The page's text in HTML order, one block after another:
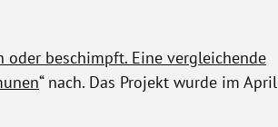
oder beschimpft. Eine vergleichende
“ nach. Das Projekt wurde im April